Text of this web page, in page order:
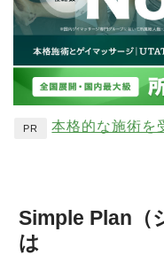
PR 本格的な施術を
Simple Plan（
は